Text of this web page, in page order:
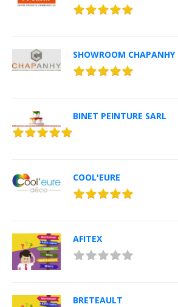
SHOWROOM CHAPANHY
BINET PEINTURE SARL
COOL'EURE
AFITEX
BRETEAULT